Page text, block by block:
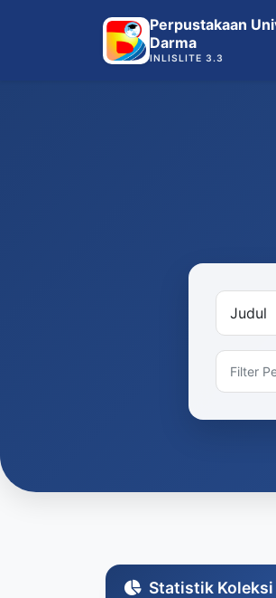
Perpustakaan
Darma
INLISLITE 3.3
Statistik Koleksi